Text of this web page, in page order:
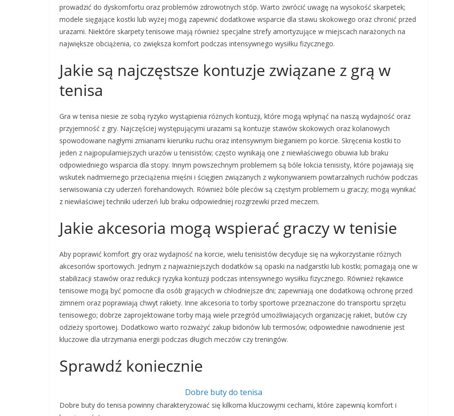
prowadzić do dyskomfortu oraz problemów zdrowotnych stóp. Warto zwrócić uwagę na wysokość skarpetek;
modele sięgające kostki lub wyżej mogą zapewnić dodatkowe wsparcie dla stawu skokowego oraz chronić przed
urazami. Niektóre skarpety tenisowe mają również specjalne strefy amortyzujące w miejscach narażonych na
największe obciążenia, co zwiększa komfort podczas intensywnego wysiłku fizycznego.
Jakie są najczęstsze kontuzje związane z grą w
tenisa
Gra w tenisa niesie ze sobą ryzyko wystąpienia różnych kontuzji, które mogą wpłynąć na naszą wydajność oraz
przyjemność z gry. Najczęściej występującymi urazami są kontuzje stawów skokowych oraz kolanowych
spowodowane nagłymi zmianami kierunku ruchu oraz intensywnym bieganiem po korcie. Skręcenia kostki to
jeden z najpopularniejszych urazów u tenisistów; często wynikają one z niewłaściwego obuwia lub braku
odpowiedniego wsparcia dla stopy. Innym powszechnym problemem są bóle łokcia tenisisty, które pojawiają się
wskutek nadmiernego przeciążenia mięśni i ścięgien związanych z wykonywaniem powtarzalnych ruchów podczas
serwisowania czy uderzeń forehandowych. Również bóle pleców są częstym problemem u graczy; mogą wynikać
z niewłaściwej techniki uderzeń lub braku odpowiedniej rozgrzewki przed meczem.
Jakie akcesoria mogą wspierać graczy w tenisie
Aby poprawić komfort gry oraz wydajność na korcie, wielu tenisistów decyduje się na wykorzystanie różnych
akcesoriów sportowych. Jednym z najważniejszych dodatków są opaski na nadgarstki lub kostki; pomagają one w
stabilizacji stawów oraz redukcji ryzyka kontuzji podczas intensywnego wysiłku fizycznego. Również rękawice
tenisowe mogą być pomocne dla osób grających w chłodniejsze dni; zapewniają one dodatkową ochronę przed
zimnem oraz poprawiają chwyt rakiety. Inne akcesoria to torby sportowe przeznaczone do transportu sprzętu
tenisowego; dobrze zaprojektowane torby mają wiele przegród umożliwiających organizację rakiet, butów czy
odzieży sportowej. Dodatkowo warto rozważyć zakup bidonów lub termosów; odpowiednie nawodnienie jest
kluczowe dla utrzymania energii podczas długich meczów czy treningów.
Sprawdź koniecznie
Dobre buty do tenisa
Dobre buty do tenisa powinny charakteryzować się kilkoma kluczowymi cechami, które zapewnią komfort i